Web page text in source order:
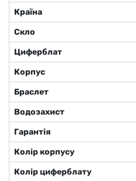
Країна
Скло
Циферблат
Корпус
Браслет
Водозахист
Гарантія
Колір корпусу
Колір циферблату